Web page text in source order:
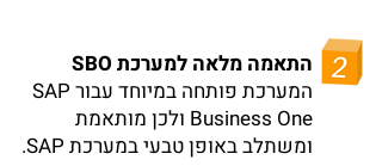
התאמה מלאה למערכת SBO
המערכת פותחה במיוחד עבור SAP
Business One ולכן מותאמת
ומשתלב באופן טבעי במערכת SAP.